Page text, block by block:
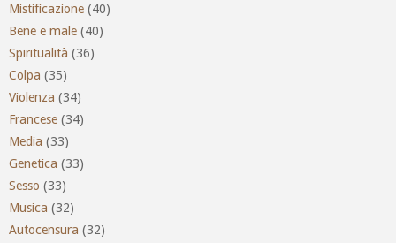
Mistificazione (40)
Bene e male (40)
Spiritualità (36)
Colpa (35)
Violenza (34)
Francese (34)
Media (33)
Genetica (33)
Sesso (33)
Musica (32)
Autocensura (32)